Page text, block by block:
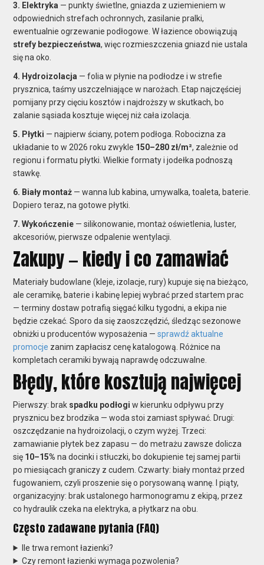
3. Elektryka — punkty świetlne, gniazda z uziemieniem w
odpowiednich strefach ochronnych, zasilanie pralki,
ewentualnie ogrzewanie podłogowe. W łazience obowiązują
strefy bezpieczeństwa, więc rozmieszczenia gniazd nie ustala
się na oko.
4. Hydroizolacja — folia w płynie na podłodze i w strefie
prysznica, taśmy uszczelniające w narożach. Etap najczęściej
pomijany przy cięciu kosztów i najdroższy w skutkach, bo
zalanie sąsiada kosztuje więcej niż cała izolacja.
5. Płytki — najpierw ściany, potem podłoga. Robocizna za
układanie to w 2026 roku zwykle 150–280 zł/m², zależnie od
regionu i formatu płytki. Wielkie formaty i jodełka podnoszą
stawkę.
6. Biały montaż — wanna lub kabina, umywalka, toaleta, baterie.
Dopiero teraz, na gotowe płytki.
7. Wykończenie — silikonowanie, montaż oświetlenia, luster,
akcesoriów, pierwsze odpalenie wentylacji.
Zakupy — kiedy i co zamawiać
Materiały budowlane (kleje, izolacje, rury) kupuje się na bieżąco,
ale ceramikę, baterie i kabinę lepiej wybrać przed startem prac
— terminy dostaw potrafią sięgać kilku tygodni, a ekipa nie
będzie czekać. Sporo da się zaoszczędzić, śledząc sezonowe
obniżki u producentów wyposażenia —sprawdź aktualne
promocje zanim zapłacisz cenę katalogową. Różnice na
kompletach ceramiki bywają naprawdę odczuwalne.
Błędy, które kosztują najwięcej
Pierwszy: brak spadku podłogi w kierunku odpływu przy
prysznicu bez brodzika — woda stoi zamiast spływać. Drugi:
oszczędzanie na hydroizolacji, o czym wyżej. Trzeci:
zamawianie płytek bez zapasu — do metrażu zawsze dolicza
się 10–15% na docinki i stłuczki, bo dokupienie tej samej partii
po miesiącach graniczy z cudem. Czwarty: biały montaż przed
fugowaniem, czyli proszenie się o porysowaną wannę. I piąty,
organizacyjny: brak ustalonego harmonogramu z ekipą, przez
co hydraulik czeka na elektryka, a płytkarz na obu.
Często zadawane pytania (FAQ)
Ile trwa remont łazienki?
Czy remont łazienki wymaga pozwolenia?